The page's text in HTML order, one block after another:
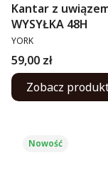
Kantar z
WYSYŁKA 48H
PRODUCENT
YORK
Cena
59,00 zł
Zobacz
Nowość